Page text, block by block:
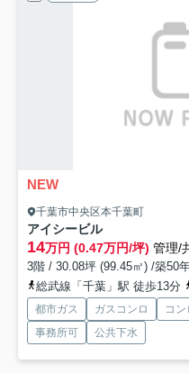
NEW
千葉市中央区本千葉町
アイシービル
14万円 (0.47万円/坪) 管理/
3階 / 30.08坪 (99.45㎡) /築50
総武線「千葉」駅 徒歩13分
都市ガス ガスコンロ コ
事務所可
公共下水